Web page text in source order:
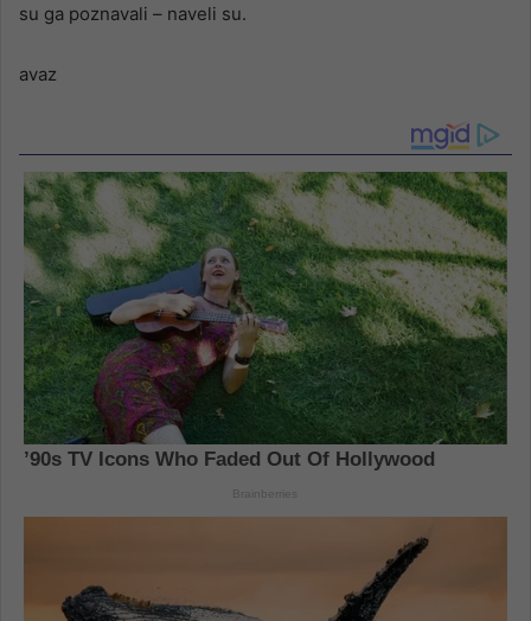
su ga poznavali – naveli su.
avaz